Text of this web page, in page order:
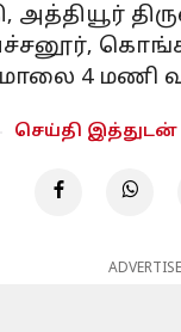
4 மணி
செய்தி இத்துடன்